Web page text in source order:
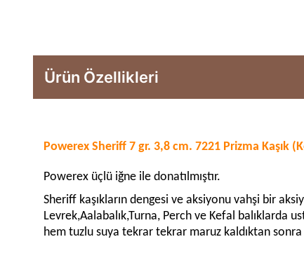
Ürün Özellikleri
Powerex Sheriff 7 gr. 3,8 cm. 7221 Prizma Kaşık
Powerex üçlü iğne ile donatılmıştır.
Sheriff kaşıkların dengesi ve aksiyonu vahşi bir
Levrek,Aalabalık,Turna, Perch ve Kefal balıklarda
hem tuzlu suya tekrar tekrar maruz kaldıktan sonra